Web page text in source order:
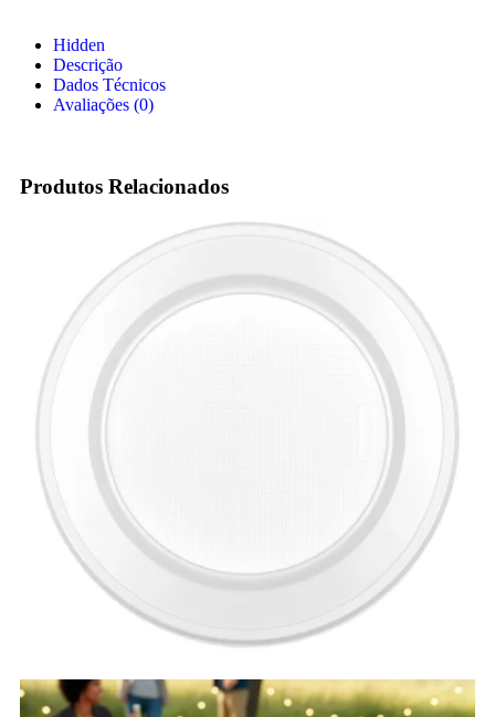
Hidden
Descrição
Dados Técnicos
Avaliações (0)
Produtos Relacionados